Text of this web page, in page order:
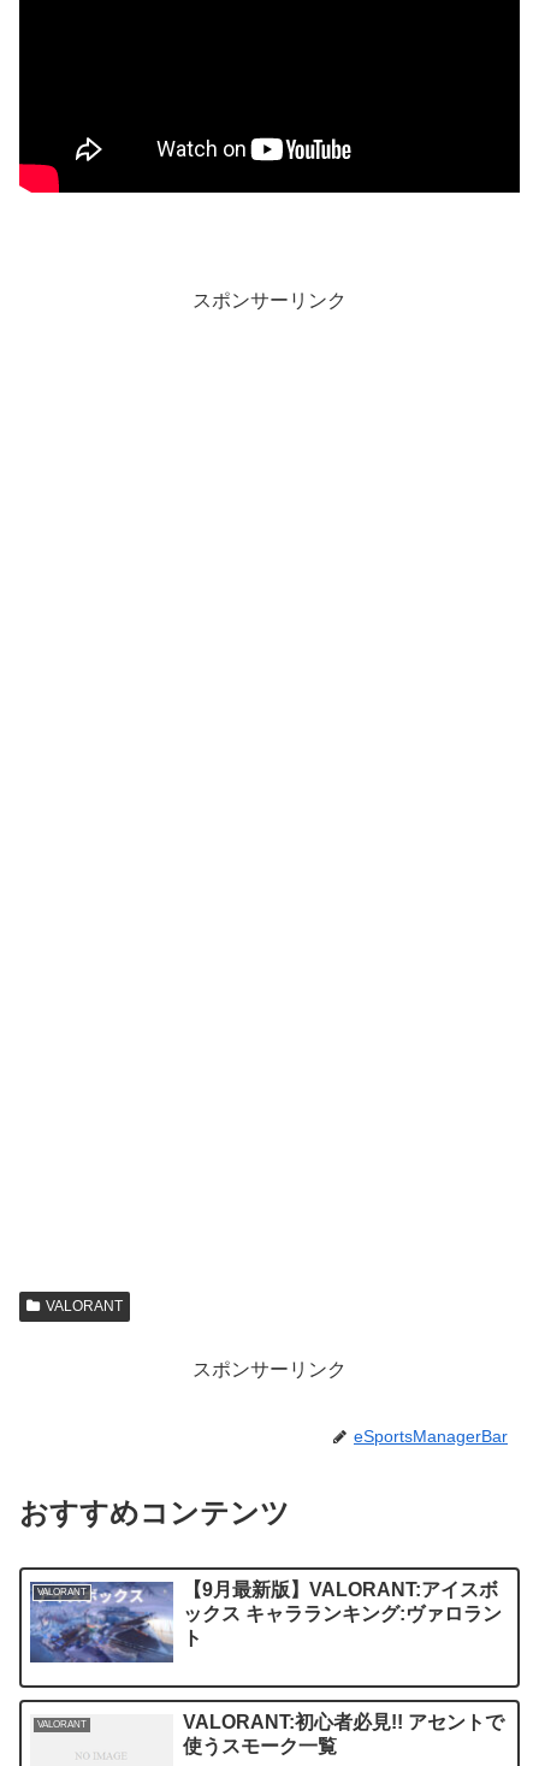
スポンサーリンク
VALORANT
スポンサーリンク
eSportsManagerBar
おすすめコンテンツ
VALORANT
【9月最新版】VALORANT:アイスボ
ックス キャラランキング:ヴァロラン
ト
VALORANT
VALORANT:初心者必見!! アセントで
使うスモーク一覧